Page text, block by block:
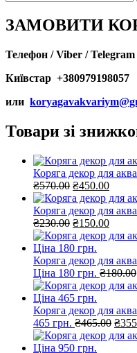
ЗАМОВИТИ
Телефон / Viber / Telegram
Київстар +380979198057
или
Товари зі
Коряга декор для
₴570.00 Оригінальна
ціна:
₴570.00.
₴450.00
ціна:
Коряга декор для
₴230.00 Оригінальна
ціна:
₴230.00.
₴150.00
ціна:
Коряга декор для
Ціна 180 грн. ₴180.00
Коряга декор для
465 грн. ₴465.00
ціна:
₴